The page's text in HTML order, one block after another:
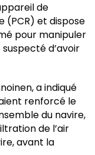
de
(PCR) et dispose
pour manipuler
d’avoir
a indiqué
renforcé le
du navire,
de l’air
avant la